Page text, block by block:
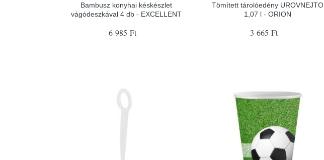
Bambusz konyhai késkészlet
vágódeszkával 4 db - EXCELLENT
6 985 Ft
Tömített tárolóedény UROVNEJTO
1,07 l - ORION
3 665 Ft